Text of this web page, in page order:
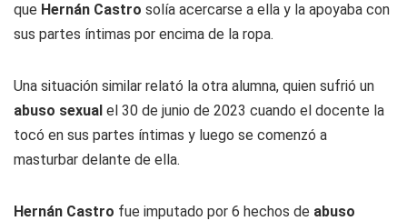
que Hernán Castro solía acercarse a ella y la apoyaba con
sus partes íntimas por encima de la ropa.
Una situación similar relató la otra alumna, quien sufrió un
abuso sexual el 30 de junio de 2023 cuando el docente la
tocó en sus partes íntimas y luego se comenzó a
masturbar delante de ella.
Hernán Castro fue imputado por 6 hechos de abuso